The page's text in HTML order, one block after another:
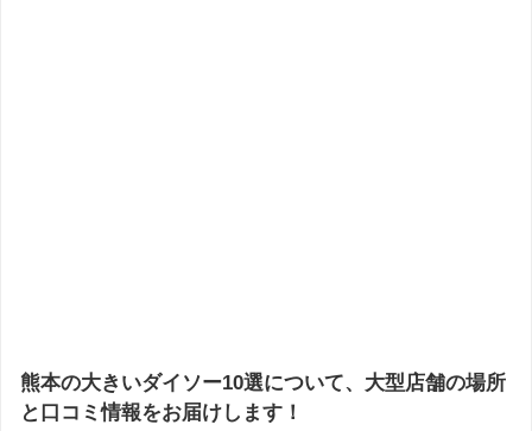
熊本の大きいダイソー10選について、大型店舗の場所
と口コミ情報をお届けします！